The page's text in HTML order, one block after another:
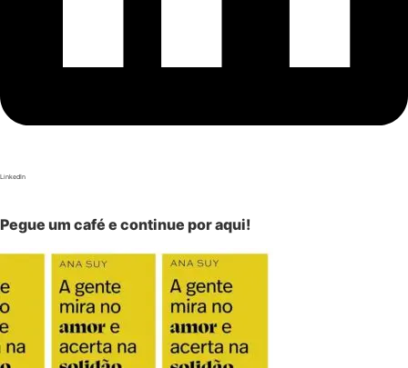
LinkedIn
Pegue um café e continue por aqui!